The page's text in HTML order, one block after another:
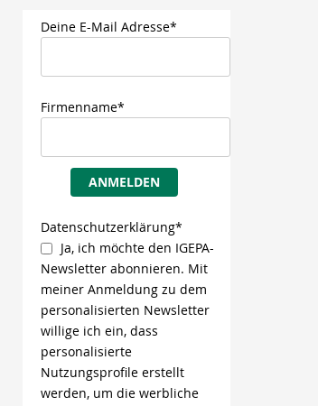
Deine E-Mail Adresse*
Firmenname*
ANMELDEN
Datenschutzerklärung*
Ja, ich möchte den IGEPA-
Newsletter abonnieren. Mit
meiner Anmeldung zu dem
personalisierten Newsletter
willige ich ein, dass
personalisierte
Nutzungsprofile erstellt
werden, um die werbliche